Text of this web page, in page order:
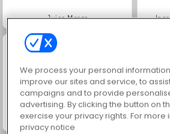
Juice Merge
Kuchen: Backen wie im wahren Leben
We process your personal
improve our sites and service, to
campaigns and to provide
advertising. By clicking the button on
exercise your privacy rights. For
privacy notice